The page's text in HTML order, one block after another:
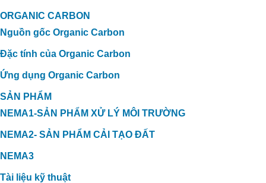
ORGANIC CARBON
Nguồn gốc Organic Carbon
Đặc tính của Organic Carbon
Ứng dụng Organic Carbon
SẢN PHẨM
NEMA1-SẢN PHẨM XỬ LÝ MÔI TRƯỜNG
NEMA2- SẢN PHẨM CẢI TẠO ĐẤT
NEMA3
Tài liệu kỹ thuật